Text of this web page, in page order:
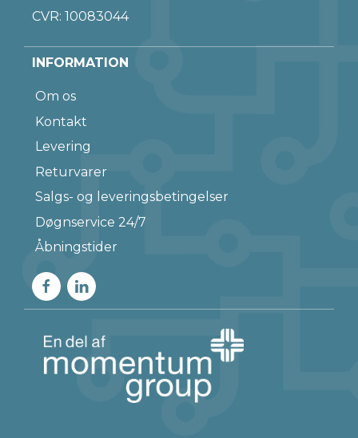
CVR: 10083044
INFORMATION
Om os
Kontakt
Levering
Returvarer
Salgs- og leveringsbetingelser
Døgnservice 24/7
Åbningstider